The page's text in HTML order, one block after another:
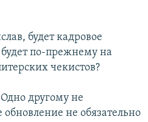
будет кадровое
по-прежнему на
чекистов?
другому не
не обязательно